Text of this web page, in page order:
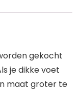
gekocht
je dikke voet
maat groter te